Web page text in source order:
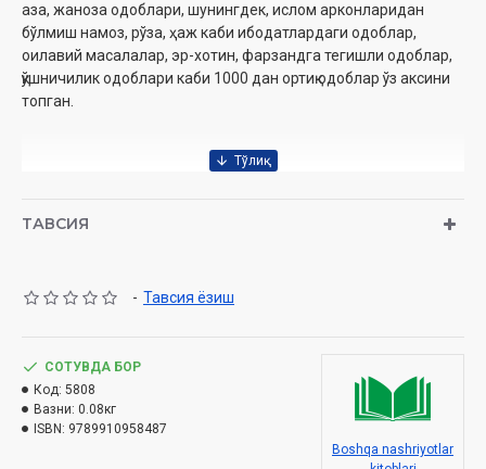
аза, жаноза одоблари, шунингдек, ислом арконларидан
бўлмиш намоз, рўза, ҳаж каби ибодатлардаги одоблар,
оилавий масалалар, эр-хотин, фарзандга тегишли одоблар,
қўшничилик одоблари каби 1000 дан ортиқ одоблар ўз аксини
топган.
Сана:2025 йил
Ўлчами:84х108 1/32
2024-йил 27-ноябрдаги 02-07/7011-сонли хулосаси
ТАВСИЯ
- Тавсия ёзиш
СОТУВДА БОР
Код: 5808
Вазни: 0.08кг
ISBN: 9789910958487
Boshqa nashriyotlar